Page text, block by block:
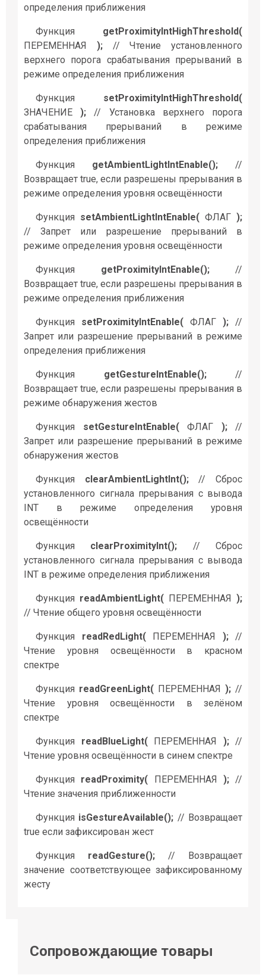
определения приближения
Функция getProximityIntHighThreshold(
ПЕРЕМЕННАЯ );// Чтение установленного
верхнего порога срабатывания прерываний в
режиме определения приближения
Функция setProximityIntHighThreshold(
ЗНАЧЕНИЕ ); // Установка верхнего порога
срабатывания прерываний в режиме
определения приближения
Функция getAmbientLightIntEnable(); //
Возвращает true, если разрешены прерывания в
режиме определения уровня освещённости
Функция setAmbientLightIntEnable( ФЛАГ );
// Запрет или разрешение прерываний в
режиме определения уровня освещённости
Функция getProximityIntEnable();//
Возвращает true, если разрешены прерывания в
режиме определения приближения
Функция setProximityIntEnable( ФЛАГ ); //
Запрет или разрешение прерываний в режиме
определения приближения
Функция getGestureIntEnable();//
Возвращает true, если разрешены прерывания в
режиме обнаружения жестов
Функция setGestureIntEnable(ФЛАГ );//
Запрет или разрешение прерываний в режиме
обнаружения жестов
Функция clearAmbientLightInt();// Сброс
установленного сигнала прерывания с вывода
INT в режиме определения уровня
освещённости
Функция clearProximityInt(); // Сброс
установленного сигнала прерывания с вывода
INT в режиме определения приближения
Функция readAmbientLight( ПЕРЕМЕННАЯ );
// Чтение общего уровня освещённости
Функция readRedLight(ПЕРЕМЕННАЯ );//
Чтение уровня освещённости в красном
спектре
Функция readGreenLight( ПЕРЕМЕННАЯ ); //
Чтение уровня освещённости в зелёном
спектре
Функция readBlueLight( ПЕРЕМЕННАЯ );//
Чтение уровня освещённости в синем спектре
Функция readProximity( ПЕРЕМЕННАЯ );//
Чтение значения приближенности
Функция isGestureAvailable(); // Возвращает
true если зафиксирован жест
Функция readGesture(); // Возвращает
значение соответствующее зафиксированному
жесту
Сопровождающие товары